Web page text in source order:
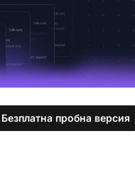
Безплатна пробна версия